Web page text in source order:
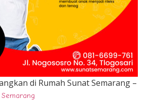
di Rumah Sunat Semarang –